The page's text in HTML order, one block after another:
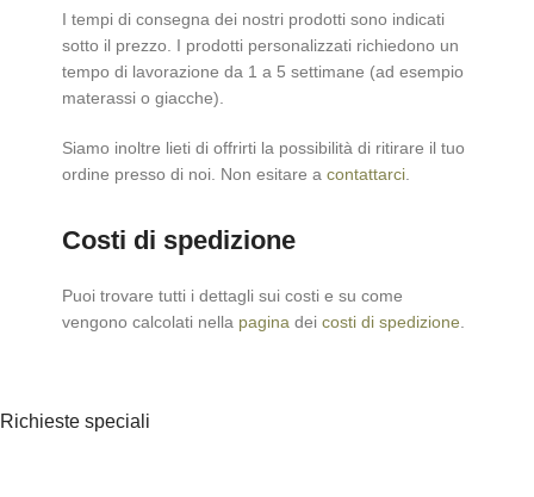
I tempi di consegna dei nostri prodotti sono indicati
sotto il prezzo. I prodotti personalizzati richiedono un
tempo di lavorazione da 1 a 5 settimane (ad esempio
materassi o giacche).
Siamo inoltre lieti di offrirti la possibilità di ritirare il tuo
ordine presso di noi. Non esitare a contattarci.
Costi di spedizione
Puoi trovare tutti i dettagli sui costi e su come
vengono calcolati nella pagina dei costi di spedizione
Richieste speciali